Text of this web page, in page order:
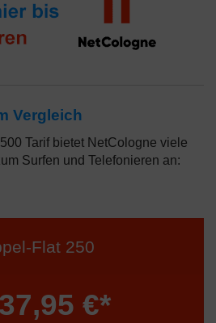
Vergleich
Tarif bietet NetCologne viele
Surfen und Telefonieren an:
Flat 250
€*